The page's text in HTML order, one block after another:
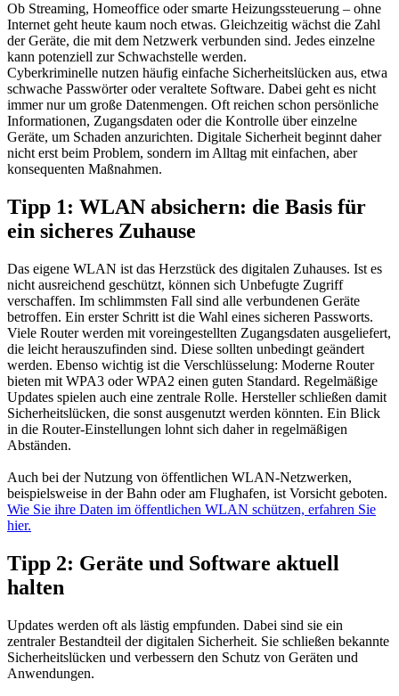
Ob Streaming, Homeoffice oder smarte Heizungssteuerung – ohne
Internet geht heute kaum noch etwas. Gleichzeitig wächst die Zahl
der Geräte, die mit dem Netzwerk verbunden sind. Jedes einzelne
kann potenziell zur Schwachstelle werden.
Cyberkriminelle nutzen häufig einfache Sicherheitslücken aus, etwa
schwache Passwörter oder veraltete Software. Dabei geht es nicht
immer nur um große Datenmengen. Oft reichen schon persönliche
Informationen, Zugangsdaten oder die Kontrolle über einzelne
Geräte, um Schaden anzurichten. Digitale Sicherheit beginnt daher
nicht erst beim Problem, sondern im Alltag mit einfachen, aber
konsequenten Maßnahmen.
Tipp 1: WLAN absichern: die Basis für
ein sicheres Zuhause
Das eigene WLAN ist das Herzstück des digitalen Zuhauses. Ist es
nicht ausreichend geschützt, können sich Unbefugte Zugriff
verschaffen. Im schlimmsten Fall sind alle verbundenen Geräte
betroffen. Ein erster Schritt ist die Wahl eines sicheren Passworts.
Viele Router werden mit voreingestellten Zugangsdaten ausgeliefert,
die leicht herauszufinden sind. Diese sollten unbedingt geändert
werden. Ebenso wichtig ist die Verschlüsselung: Moderne Router
bieten mit WPA3 oder WPA2 einen guten Standard. Regelmäßige
Updates spielen auch eine zentrale Rolle. Hersteller schließen damit
Sicherheitslücken, die sonst ausgenutzt werden könnten. Ein Blick
in die Router-Einstellungen lohnt sich daher in regelmäßigen
Abständen.
Auch bei der Nutzung von öffentlichen WLAN-Netzwerken,
beispielsweise in der Bahn oder am Flughafen, ist Vorsicht geboten.
Wie Sie ihre Daten im öffentlichen WLAN schützen, erfahren Sie
hier.
Tipp 2: Geräte und Software aktuell
halten
Updates werden oft als lästig empfunden. Dabei sind sie ein
zentraler Bestandteil der digitalen Sicherheit. Sie schließen bekannte
Sicherheitslücken und verbessern den Schutz von Geräten und
Anwendungen.